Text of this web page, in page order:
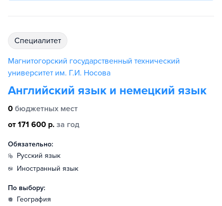
специалитет
Магнитогорский государственный технический
университет им. Г.И. Носова
Английский язык и немецкий язык
0 бюджетных мест
от 171 600 р. за год
Обязательно:
русский язык
иностранный язык
По выбору:
география